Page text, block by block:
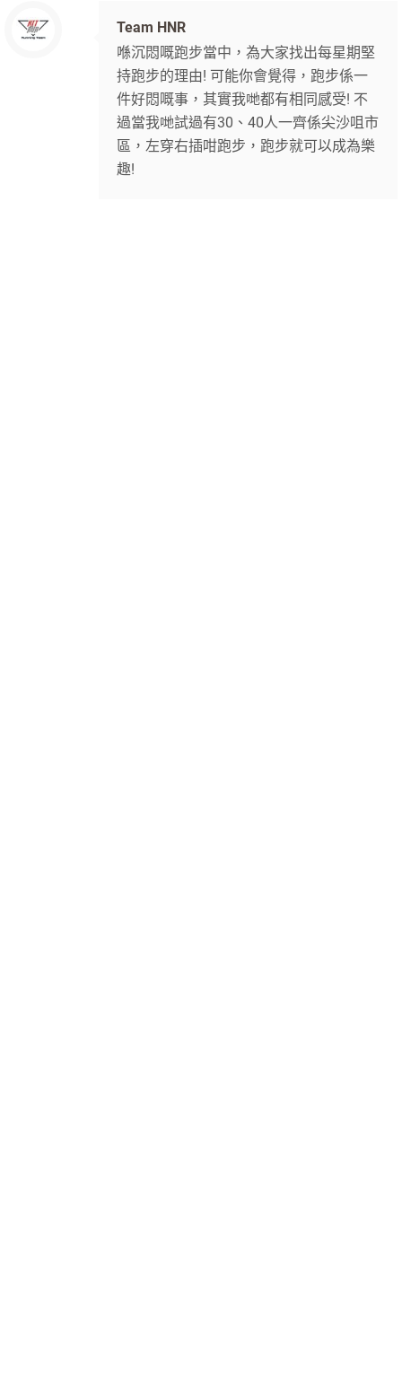
Team HNR
喺沉悶嘅跑步當中，為大家找出每星期堅
持跑步的理由! 可能你會覺得，跑步係一
件好悶嘅事，其實我哋都有相同感受! 不
過當我哋試過有30、40人一齊係尖沙咀市
區，左穿右插咁跑步，跑步就可以成為樂
趣!